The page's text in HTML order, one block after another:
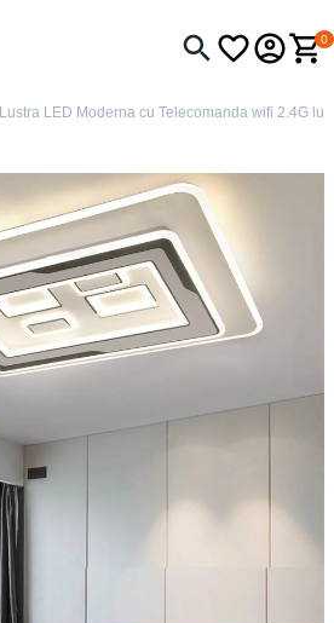
0
Lustra LED Moderna cu Telecomanda wifi 2.4G